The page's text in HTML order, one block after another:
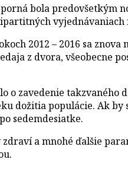
bola predovšetkým
vyjednávaniach
2012 – 2016 sa
z dvora, všeobecne
zavedenie takzvaného
dožitia populácie. Ak
sedemdesiatke.
a mnohé ďalšie